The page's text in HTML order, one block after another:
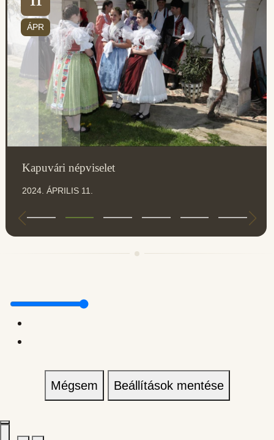
ÁPR
Kapuvári népviselet
2024. ÁPRILIS 11.
Mégsem Beállítások mentése